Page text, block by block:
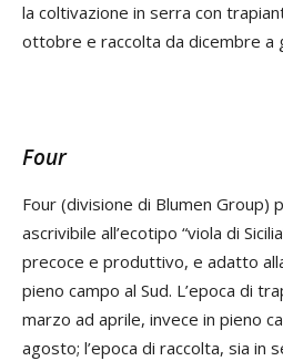
la coltivazione in serra con
ottobre e raccolta da dicembre a
Four
Four (divisione di Blumen Group)
ascrivibile all’ecotipo “viola di
precoce e produttivo, e adatto
pieno campo al Sud. L’epoca di
marzo ad aprile, invece in pieno
agosto; l’epoca di raccolta, sia in